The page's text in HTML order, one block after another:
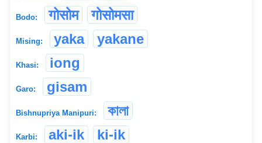
Bodo: गोसोम गोसोमसा
Mising: yaka yakane
Khasi: iong
Garo: gisam
Bishnupriya Manipuri: কালা
Karbi: aki-ik ki-ik